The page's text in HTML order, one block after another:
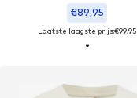
€89,95
Laatste laagste prijs:€99,95